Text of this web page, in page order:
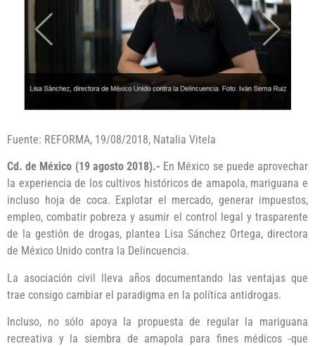
Fuente: REFORMA, 19/08/2018, Natalia Vitela
Cd. de México (19 agosto 2018).- En México se puede aprovechar
la experiencia de los cultivos históricos de amapola, mariguana e
incluso hoja de coca. Explotar el mercado, generar impuestos,
empleo, combatir pobreza y asumir el control legal y trasparente
de la gestión de drogas, plantea Lisa Sánchez Ortega, directora
de México Unido contra la Delincuencia.
La asociación civil lleva años documentando las ventajas que
trae consigo cambiar el paradigma en la política antidrogas.
Incluso, no sólo apoya la propuesta de regular la mariguana
recreativa y la siembra de amapola para fines médicos -que